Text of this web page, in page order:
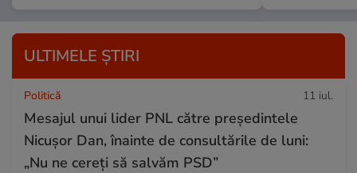
ULTIMELE ȘTIRI
Politică 11 iul.
Mesajul unui lider PNL către președintele
Nicușor Dan, înainte de consultările de luni:
„Nu ne cereți să salvăm PSD”